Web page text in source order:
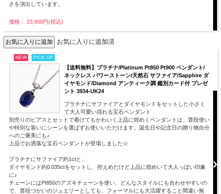
さを演出しています。
価格： 23,900円(税込)
お気に入りに追加済
NEW PICK UP
【送料無料】プラチナ/Platinum Pt850 Pt900 ペンダント/
ネックレス パワーストーン/天然石 サファイア/Sapphire ダ
イヤモンド/Diamond アンティーク調 鑑別カード付 プレゼ
ント 3934-UK24
プラチナにサファイアとダイヤモンドをセットした小さく
て大人可愛い揺れる宝石ペンダント
別売りのピアスとセットで着けてもかわいく上品に煌めくペンダントは、普段使い
や特別な装いにシーンを選ばずお使いいただけます。誕生日や記念日の贈り物自分
へのご褒美にも♪
上品でお洒落な宝石ペンダントが登場しました☆
プラチナにサファイア約1ctと、
ダイヤモンド約0.035ctをセットし、控えめだけど上品に煌めいて大人っぽい印象
に♪
チェーンにはPt850のアズキチェーンを使い、どんなスタイルにも合わせやすいの
で、普段づかいのジュエリーとしても、フォーマルにも大活躍すること間違い無